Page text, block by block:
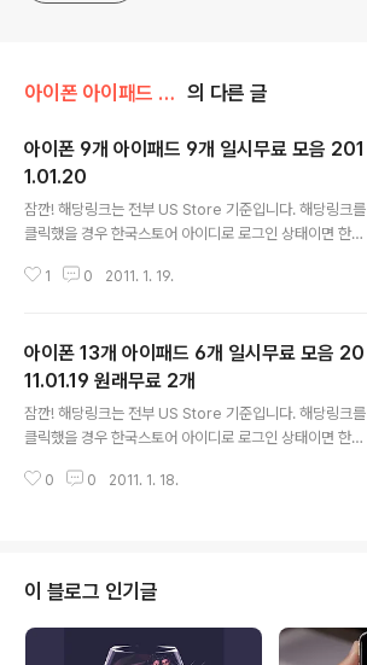
아이폰 아이패드 앱 추천 의 다른 글
아이폰 9개 아이패드 9개 일시무료 모음 201
1.01.20
잠깐! 해당링크는 전부 US Store 기준입니다. 해당링크를
클릭했을 경우 한국스토어 아이디로 로그인 상태이면 한국
지 않습니다. 유틸리티의 경우 대부분 미국스토어와 한국
이기 때문에 다운로드 받기전 Free 를 꼭 확인하세요 아이
폰 일단다운, 25GB의 무료 클라우딩 서비스 MS스카이드
라이브 연동앱 OneNote (출시기념 일시무료) http://bit.
ly/h0mheQ 윈도우 라이브 ID가 필요하며 아이폰상에서
한 메모정도 일단다운, 종이접는 과정을 제공하여 쉽게 여
1 0 2011. 1. 19.
아이폰 13개 아이패드 6개 일시무료 모음 20
11.01.19 원래무료 2개
잠깐! 해당링크는 전부 US Store 기준입니다. 해당링크를
클릭했을 경우 한국스토어 아이디로 로그인 상태이면 한국
지 않습니다. 유틸리티의 경우 대부분 미국스토어와 한국
폰 한글지원 포켓볼 게임 Wonder Pool (0.99$-일시무
료) US스토어 http://bit.ly/hg7lRH 영문판 한국스토어 h
ttp://bit.ly/dEr8wH 한글판 런닝 점프 액션 게임 Baby
Ninja (0.99$-일시무료) http://bit.ly/eckkFb 첨부 동
0 0 2011. 1. 18.
이 블로그 인기글